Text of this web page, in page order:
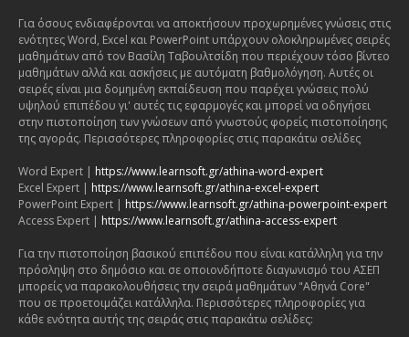
Για όσους ενδιαφέρονται να αποκτήσουν προχωρημένες γνώσεις στις
ενότητες Word, Excel και PowerPoint υπάρχουν ολοκληρωμένες σειρές
μαθημάτων από τον Βασίλη Ταβουλτσίδη που περιέχουν τόσο βίντεο
μαθημάτων αλλά και ασκήσεις με αυτόματη βαθμολόγηση. Αυτές οι
σειρές είναι μια δομημένη εκπαίδευση που παρέχει γνώσεις πολύ
υψηλού επιπέδου γι' αυτές τις εφαρμογές και μπορεί να οδηγήσει
στην πιστοποίηση των γνώσεων από γνωστούς φορείς πιστοποίησης
της αγοράς. Περισσότερες πληροφορίες στις παρακάτω σελίδες
Word Expert | https://www.learnsoft.gr/athina-word-expert
Excel Expert | https://www.learnsoft.gr/athina-excel-expert
PowerPoint Expert | https://www.learnsoft.gr/athina-powerpoint-expert
Access Expert | https://www.learnsoft.gr/athina-access-expert
Για την πιστοποίηση βασικού επιπέδου που είναι κατάλληλη για την
πρόσληψη στο δημόσιο και σε οποιονδήποτε διαγωνισμό του ΑΣΕΠ
μπορείς να παρακολουθήσεις την σειρά μαθημάτων "Αθηνά Core"
που σε προετοιμάζει κατάλληλα. Περισσότερες πληροφορίες για
κάθε ενότητα αυτής της σειράς στις παρακάτω σελίδες: